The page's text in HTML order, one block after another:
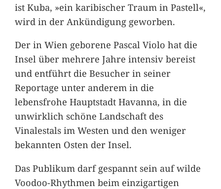
ist Kuba, »ein karibischer Traum in Pastell«,
wird in der Ankündigung geworben.
Der in Wien geborene Pascal Violo hat die
Insel über mehrere Jahre intensiv bereist
und entführt die Besucher in seiner
Reportage unter anderem in die
lebensfrohe Hauptstadt Havanna, in die
unwirklich schöne Landschaft des
Vinalestals im Westen und den weniger
bekannten Osten der Insel.
Das Publikum darf gespannt sein auf wilde
Voodoo-Rhythmen beim einzigartigen